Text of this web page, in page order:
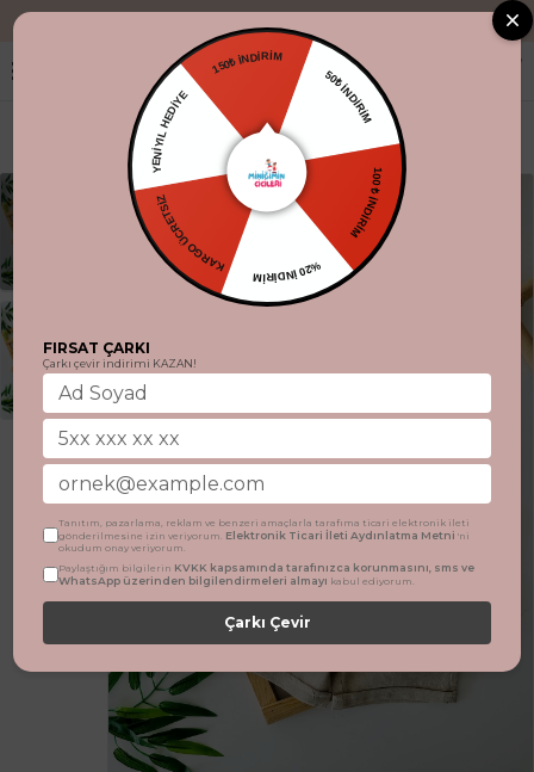
"Aynı gün
150₺ İNDİRİM
50₺ İNDİRİM
100 ₺ İNDİRİM
%20 İNDİRİM
KARGO ÜCRETSİZ
YENİYIL HEDİYE
FIRSAT ÇARKI
Çarkı çevir indirimi KAZAN!
Tanıtım, pazarlama, reklam ve benzeri amaçlarla tarafıma ticari elektronik ileti
gönderilmesine izin veriyorum. Elektronik Ticari İleti Aydınlatma Metni 'ni
okudum onay veriyorum.
Paylaştığım bilgilerin KVKK kapsamında tarafınızca korunmasını, sms ve
WhatsApp üzerinden bilgilendirmeleri almayı kabul ediyorum.
Çarkı Çevir